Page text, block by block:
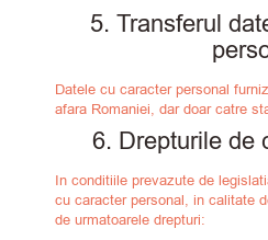
5. Transferul
Datele cu caracter personal
afara Romaniei, dar doar catre
6. Drepturile de
In conditiile prevazute de
cu caracter personal, in calitate
de urmatoarele drepturi: